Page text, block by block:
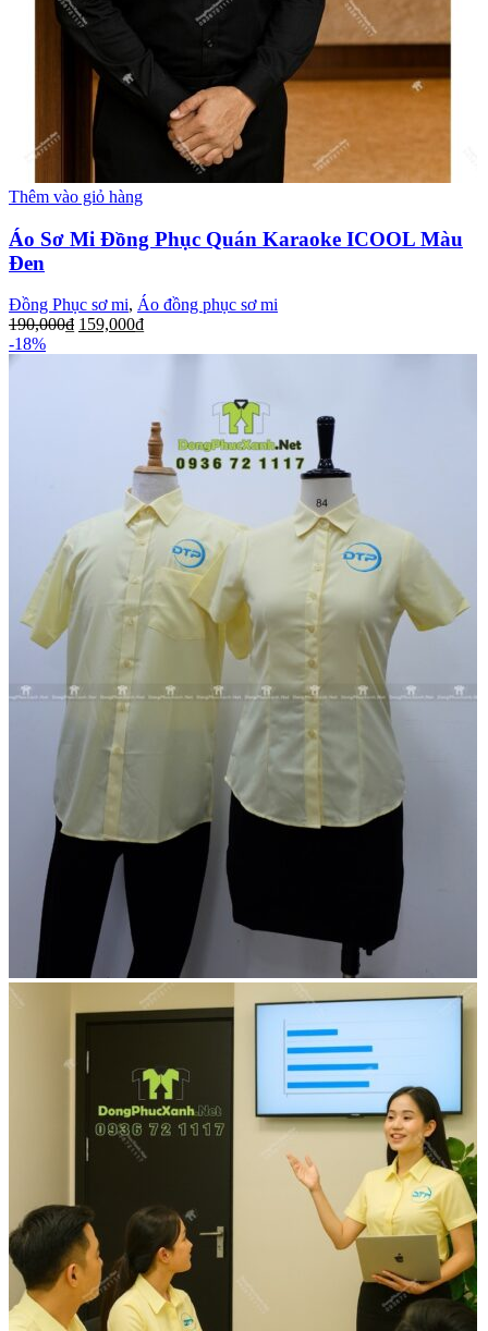
Thêm vào giỏ hàng
Áo Sơ Mi Đồng Phục Quán Karaoke ICOOL Màu
Đen
Đồng Phục sơ mi, Áo đồng phục sơ mi
190,000₫ 159,000₫
-18%